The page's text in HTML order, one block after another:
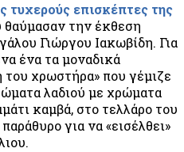
τυχερούς επισκέπτες της
θαύμασαν την έκθεση
Γιώργου Ιακωβίδη. Για
ένα τα μοναδικά
χρωστήρα» που γέμιζε
λαδιού με χρώματα
καμβά, στο τελλάρο του
για να «εισέλθει»